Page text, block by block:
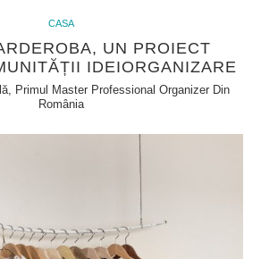
CASA
UN PROIECT
IDEIORGANIZARE
Primul Master Professional Organizer Din
România